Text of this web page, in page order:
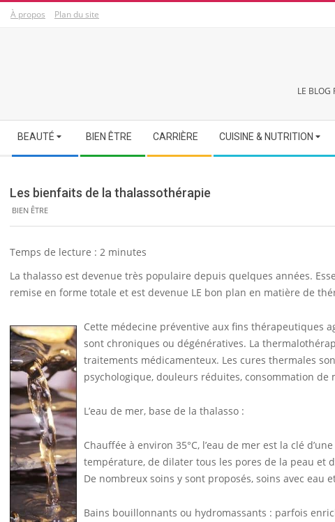
SkipÀ propos Plan du site
LE BLOG
Secondary
Navigation
Menu
BEAUTÉ BIEN ÊTRE CARRIÈRE CUISINE & NUTRITION
Les bienfaits de la thalassothérapie
BIEN ÊTRE
Temps de lecture : 2 minutes
La thalasso est devenue très populaire depuis quelques années.
remise en forme totale et est devenue LE bon plan en matière de
Cette médecine préventive aux fins thérapeutiques
sont chroniques ou dégénératives. La
traitements médicamenteux. Les cures thermales
psychologique, douleurs réduites, consommation de
L’eau de mer, base de la thalasso :
Chauffée à environ 35°C, l’eau de mer est la clé
température, de dilater tous les pores de la peau et
De nombreux soins y sont proposés, soins avec eau
Bains bouillonnants ou hydromassants : parfois